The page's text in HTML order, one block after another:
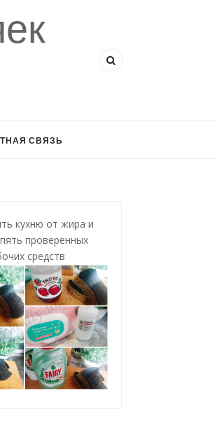
СВЯЗЬ
кухню от жира и
проверенных
средств